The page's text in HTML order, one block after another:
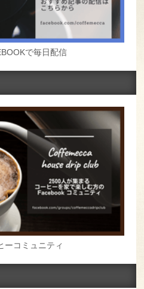
で毎日配信
ーコミュニティ